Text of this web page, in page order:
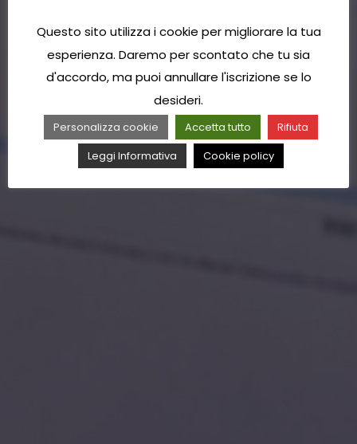
Questo sito utilizza i cookie per migliorare la tua
esperienza. Daremo per scontato che tu sia
d'accordo, ma puoi annullare l'iscrizione se lo
desideri.
Personalizza cookie Accetta tutto
Rifiuta
Leggi Informativa
Cookie policy